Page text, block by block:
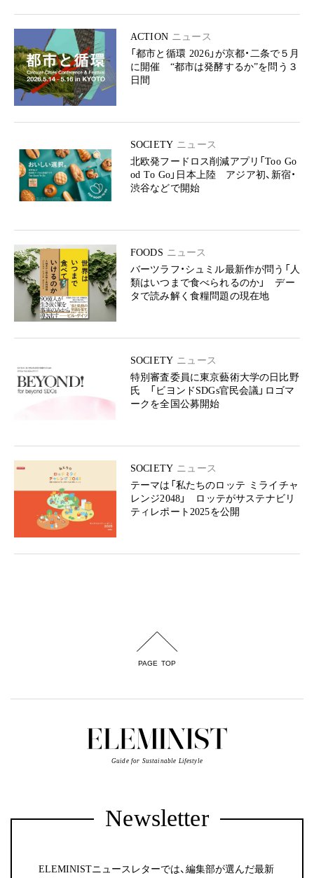
ACTION ニュース
「都市と循環 2026」が京都・二条で５月
に開催 “都市は発酵するか”を問う３
日間
SOCIETY ニュース
北欧発フードロス削減アプリ「Too Go
od To Go」日本上陸 アジア初、新宿・
渋谷などで開始
FOODS ニュース
バーツラフ・シュミル最新作が問う「人
類はいつまで食べられるのか」 デー
タで読み解く食糧問題の現在地
SOCIETY ニュース
特別審査委員に東京藝術大学の日比野
氏 「ビヨンドSDGs官民会議」ロゴマ
ークを全国公募開始
SOCIETY ニュース
テーマは「私たちのロッテ ミライチャ
レンジ2048」 ロッテがサステナビリ
ティレポート2025を公開
PAGE TOP
Guide for Sustainable Lifestyle
Newsletter
ELEMINISTニュースレターでは、編集部が選んだ最新